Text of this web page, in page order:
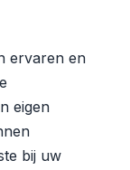
ervaren en
eigen
bij uw